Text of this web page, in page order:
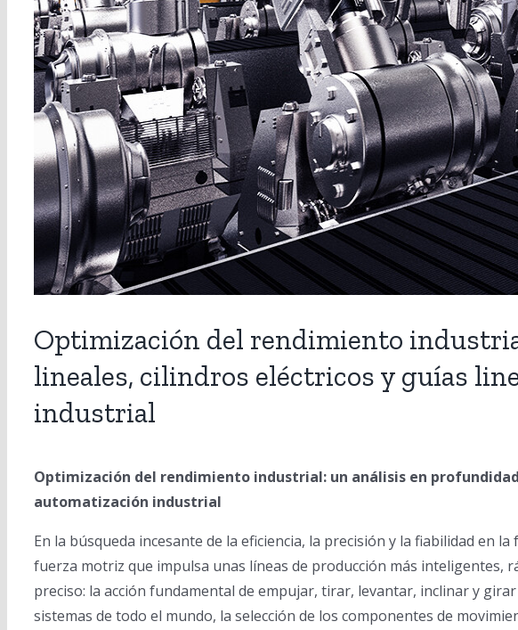
Optimización del rendimiento
lineales, cilindros eléctricos y guías
industrial
Optimización del rendimiento industrial: un análisis en profundidad
automatización industrial
En la búsqueda incesante de la eficiencia, la precisión y la fiabilidad en
fuerza motriz que impulsa unas líneas de producción más inteligentes,
preciso: la acción fundamental de empujar, tirar, levantar, inclinar y
sistemas de todo el mundo, la selección de los componentes de